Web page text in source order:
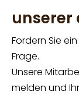
unserer
Fordern Sie
Frage.
Unsere
melden und